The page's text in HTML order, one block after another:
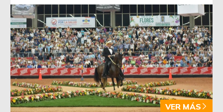
VER MÁS